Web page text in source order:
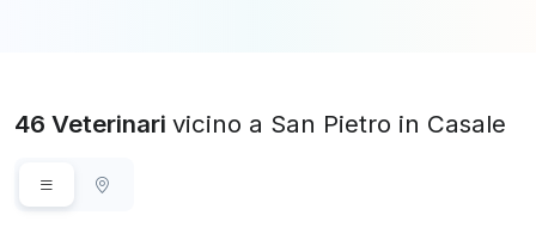
46 Veterinari vicino a San Pietro in Casale